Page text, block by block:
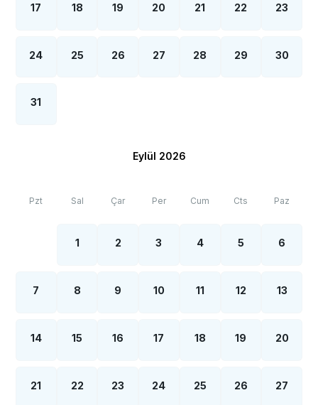
17 18 19 20 21 22 23
24 25 26 27 28 29 30
31
Eylül 2026
Pzt Sal Çar Per Cum Cts Paz
1 2 3 4 5 6
7 8 9 10 11 12 13
14 15 16 17 18 19 20
21 22 23 24 25 26 27